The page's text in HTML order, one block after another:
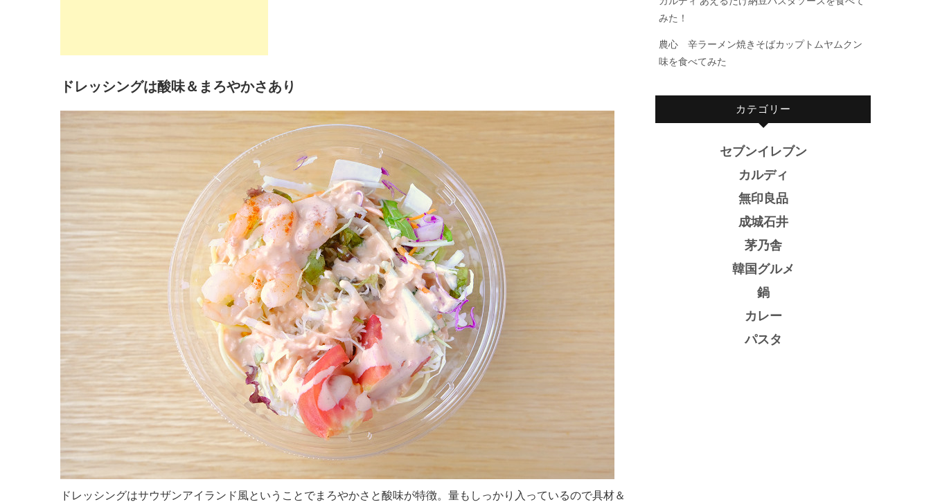
ドレッシングは酸味＆まろやかさあり
ドレッシングはサウザンアイランド風ということでまろやかさと酸味が特徴。量もしっかり入っているので具材＆
みた！
農心 辛ラーメン焼きそばカップトムヤムクン
味を食べてみた
カテゴリー
セブンイレブン
カルディ
無印良品
成城石井
茅乃舎
韓国グルメ
鍋
カレー
パスタ